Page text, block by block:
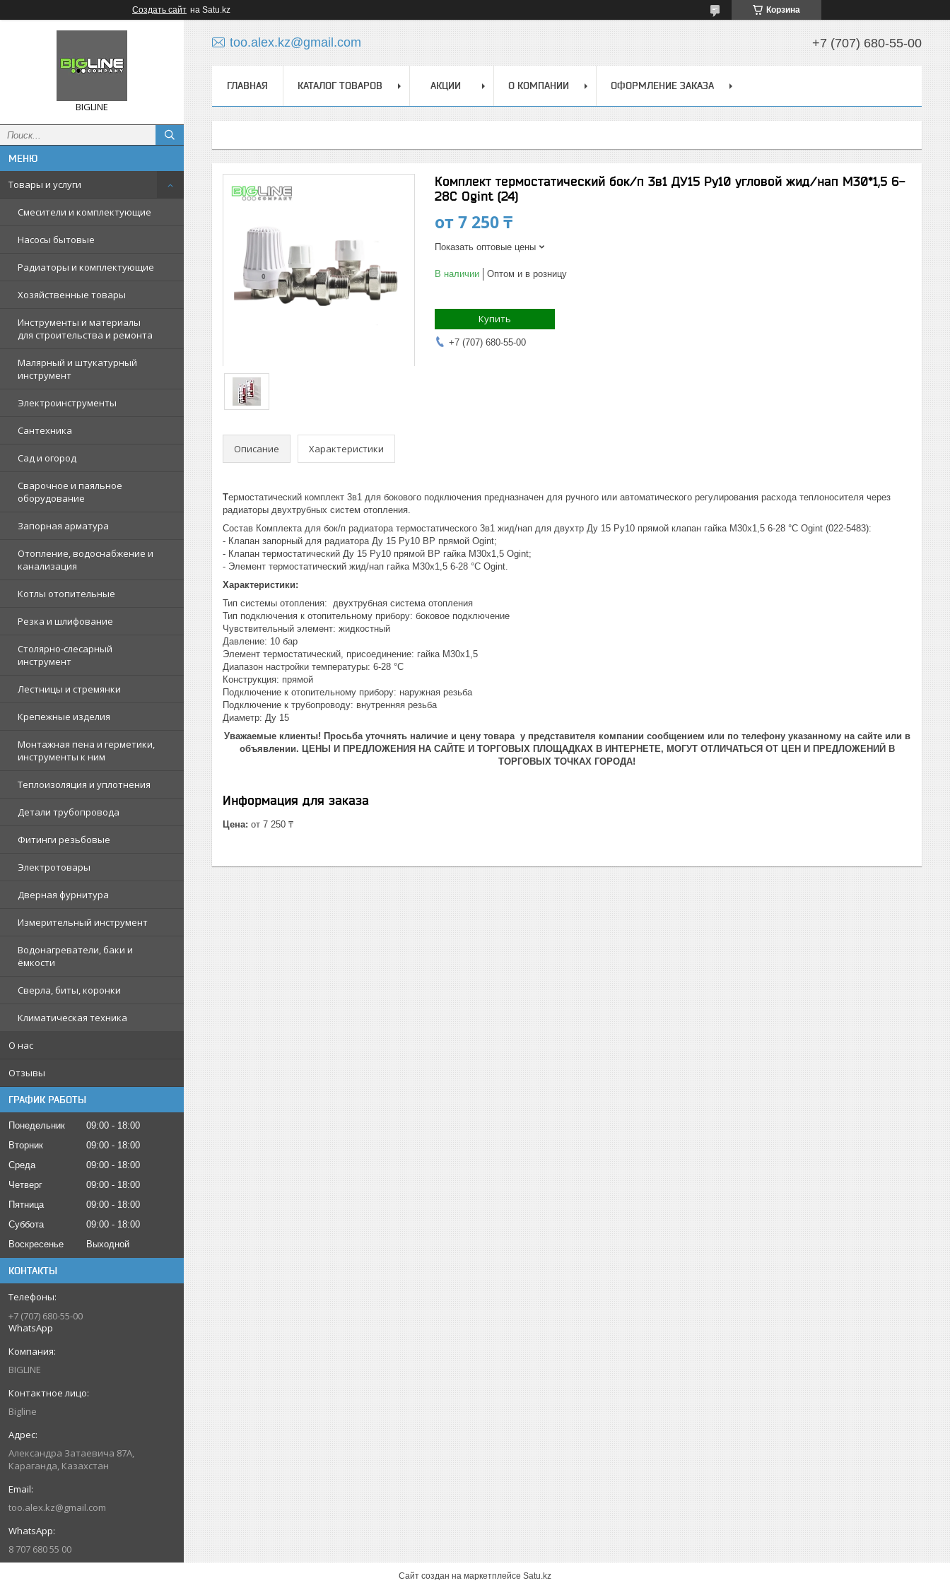
Создать сайт на Satu.kz Корзина
BIGLINE
Товары и услуги
Смесители и комплектующие
Насосы бытовые
Радиаторы и комплектующие
Хозяйственные товары
Инструменты и материалы
для строительства и ремонта
Малярный и штукатурный
инструмент
Электроинструменты
Сантехника
Сад и огород
Сварочное и паяльное
оборудование
Запорная арматура
Отопление, водоснабжение и
канализация
Котлы отопительные
Резка и шлифование
Столярно-слесарный
инструмент
Лестницы и стремянки
Крепежные изделия
Монтажная пена и герметики,
инструменты к ним
Теплоизоляция и уплотнения
Детали трубопровода
Фитинги резьбовые
Электротовары
Дверная фурнитура
Измерительный инструмент
Водонагреватели, баки и
ёмкости
Сверла, биты, коронки
Климатическая техника
О нас
Отзывы
ГРАФИК РАБОТЫ
Понедельник 09:00
18:00
Вторник
09:00
18:00
Среда
09:00
18:00
Четверг
09:00
18:00
Пятница
09:00
18:00
Суббота
09:00
18:00
Воскресенье
Выходной
КОНТАКТЫ
+7 (707) 680-55-00
WhatsApp
BIGLINE
Bigline
Александра Затаевича 87А,
Караганда, Казахстан
too.alex.kz@gmail.com
8 707 680 55 00
too.alex.kz@gmail.com +7 (707) 680-55-00
ГЛАВНАЯ КАТАЛОГ ТОВАРОВ АКЦИИ О КОМПАНИИ ОФОРМЛЕНИЕ ЗАКАЗА
Комплект термостатический бок/п 3в1 ДУ15 Ру10 угловой жид/нап М30*1,5 6-
28С Ogint (24)
от7 250 ₸
Показать оптовые цены
В наличии Оптом и в розницу
Купить
+7 (707) 680-55-00
Описание Характеристики
Термостатический комплект 3в1 для бокового подключения предназначен для ручного или автоматического регулирования расхода теплоносителя через
радиаторы двухтрубных систем отопления.
Состав Комплекта для бок/п радиатора термостатического 3в1 жид/нап для двухтр Ду 15 Ру10 прямой клапан гайка М30х1,5 6-28 °С Ogint (022-5483):
- Клапан запорный для радиатора Ду 15 Ру10 ВР прямой Ogint;
- Клапан термостатический Ду 15 Ру10 прямой ВР гайка М30х1,5 Ogint;
- Элемент термостатический жид/нап гайка М30х1,5 6-28 °С Ogint.
Характеристики:
Тип системы отопления: двухтрубная система отопления
Тип подключения к отопительному прибору: боковое подключение
Чувствительный элемент: жидкостный
Давление: 10 бар
Элемент термостатический, присоединение: гайка М30х1,5
Диапазон настройки температуры: 6-28 °С
Конструкция: прямой
Подключение к отопительному прибору: наружная резьба
Подключение к трубопроводу: внутренняя резьба
Диаметр: Ду 15
Уважаемые клиенты! Просьба уточнять наличие и цену товара у представителя компании сообщением или по телефону указанному на сайте или в
объявлении. ЦЕНЫ И ПРЕДЛОЖЕНИЯ НА САЙТЕ И ТОРГОВЫХ ПЛОЩАДКАХ В ИНТЕРНЕТЕ, МОГУТ ОТЛИЧАТЬСЯ ОТ ЦЕН И ПРЕДЛОЖЕНИЙ В
ТОРГОВЫХ ТОЧКАХ ГОРОДА!
Информация для заказа
Цена: от 7 250 ₸
Сайт создан на маркетплейсе Satu.kz